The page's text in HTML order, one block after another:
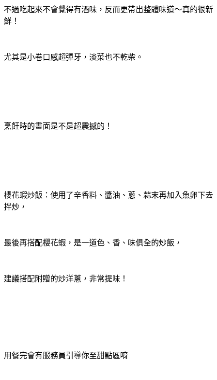
不過吃起來不會覺得有酒味，反而更帶出整體味道～真的很新
鮮！
尤其是小卷口感超彈牙，淡菜也不乾柴。
烹飪時的畫面是不是超震撼的！
櫻花蝦炒飯：使用了辛香料、醬油、蔥、蒜末再加入魚卵下去
拌炒，
最後再搭配櫻花蝦，是一道色、香、味俱全的炒飯，
建議搭配附贈的炒洋蔥，非常提味！
用餐完會有服務員引導你至甜點區唷